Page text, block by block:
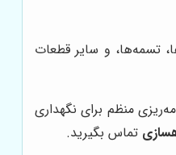
تسمه‌ها، و سایر قطعات
منظم برای نگهداری
تماس بگیرید.